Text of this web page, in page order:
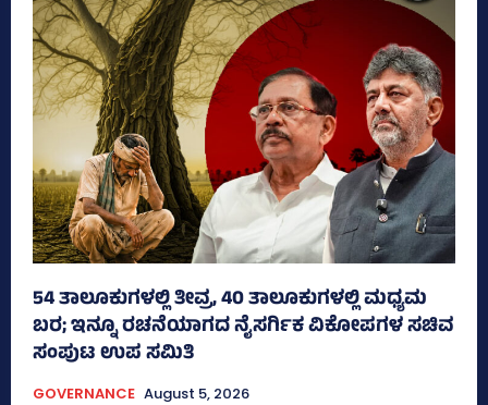
54 ತಾಲೂಕುಗಳಲ್ಲಿ ತೀವ್ರ, 40 ತಾಲೂಕುಗಳಲ್ಲಿ ಮಧ್ಯಮ
ಬರ; ಇನ್ನೂ ರಚನೆಯಾಗದ ನೈಸರ್ಗಿಕ ವಿಕೋಪಗಳ ಸಚಿವ
ಸಂಪುಟ ಉಪ ಸಮಿತಿ
GOVERNANCE August 5, 2026